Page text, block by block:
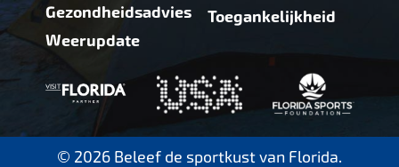
Gezondheidsadvies
Weerupdate
Toegankelijkheid
© 2026 Beleef de sportkust van Florida.